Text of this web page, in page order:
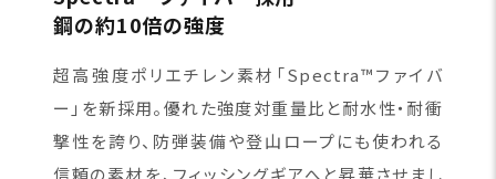
鋼の約10倍の強度
超高強度ポリエチレン素材「Spectra™ファイバ
ー」を新採用。優れた強度対重量比と耐水性・耐衝
撃性を誇り、防弾装備や登山ロープにも使われる
信頼の素材を、フィッシングギアへと昇華させまし